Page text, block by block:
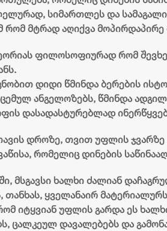
სიმართლეს და
რომ მტრად აღიქვა მოპირდაპირე
ფილოსოფიურად რომ
დიდი წმინდა ბერების
ანგელოზებს, წმინდა
დასადასტურებლად
დროზე, თვით უფლის
რომელიც დინების
მსგავსი ხალხი ძალიან
ყველანაირ
იტყვიან უფლის გარდა ეს
ცალკეულ დავალებებს და